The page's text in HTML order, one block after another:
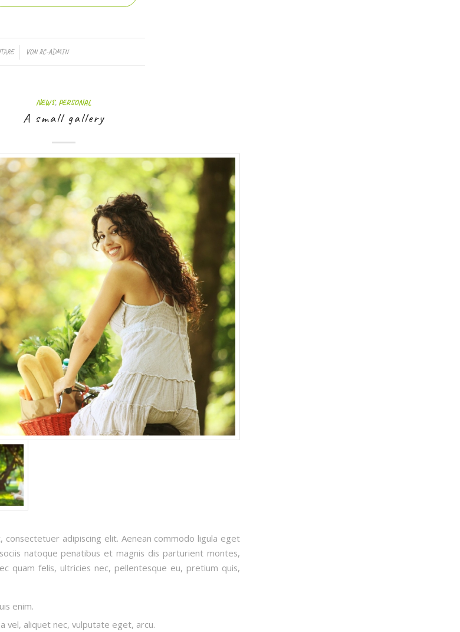
VONRC-ADMIN
NEWS, PERSONAL
A small gallery
consectetuer adipiscing elit. Aenean commodo ligula eget
natoque penatibus et magnis dis parturient montes,
quam felis, ultricies nec, pellentesque eu, pretium quis,
enim.
vel, aliquet nec, vulputate eget, arcu.